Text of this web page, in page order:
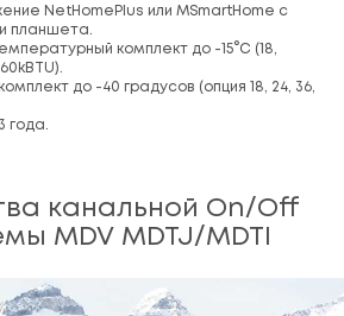
NetHomePlus или MSmartHome с
планшета.
комплект до -15°С (18,
до -40 градусов (опция 18, 24, 36,
года.
канальной On/Off
MDV MDTJ/MDTI